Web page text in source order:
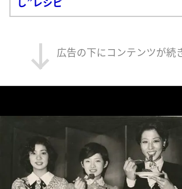
広告の下にコンテンツが続